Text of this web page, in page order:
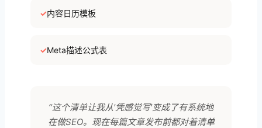
✓内容日历模板
✓Meta描述公式表
“这个清单让我从'凭感觉写'变成了有系统地
在做SEO。现在每篇文章发布前都对着清单